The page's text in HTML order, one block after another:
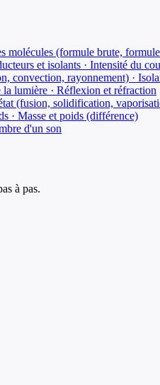
molécules (formule brute,
et isolants · Intensité du
convection, rayonnement) ·
la lumière · Réflexion et réfraction
(fusion, solidification,
· Masse et poids (différence)
d'un son
à pas.